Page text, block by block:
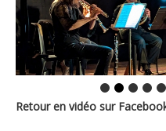
Retour en vidéo sur